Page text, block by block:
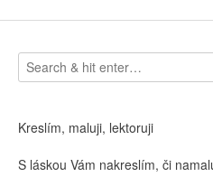
Kreslím, maluji, lektoruji
S láskou Vám nakreslím, či